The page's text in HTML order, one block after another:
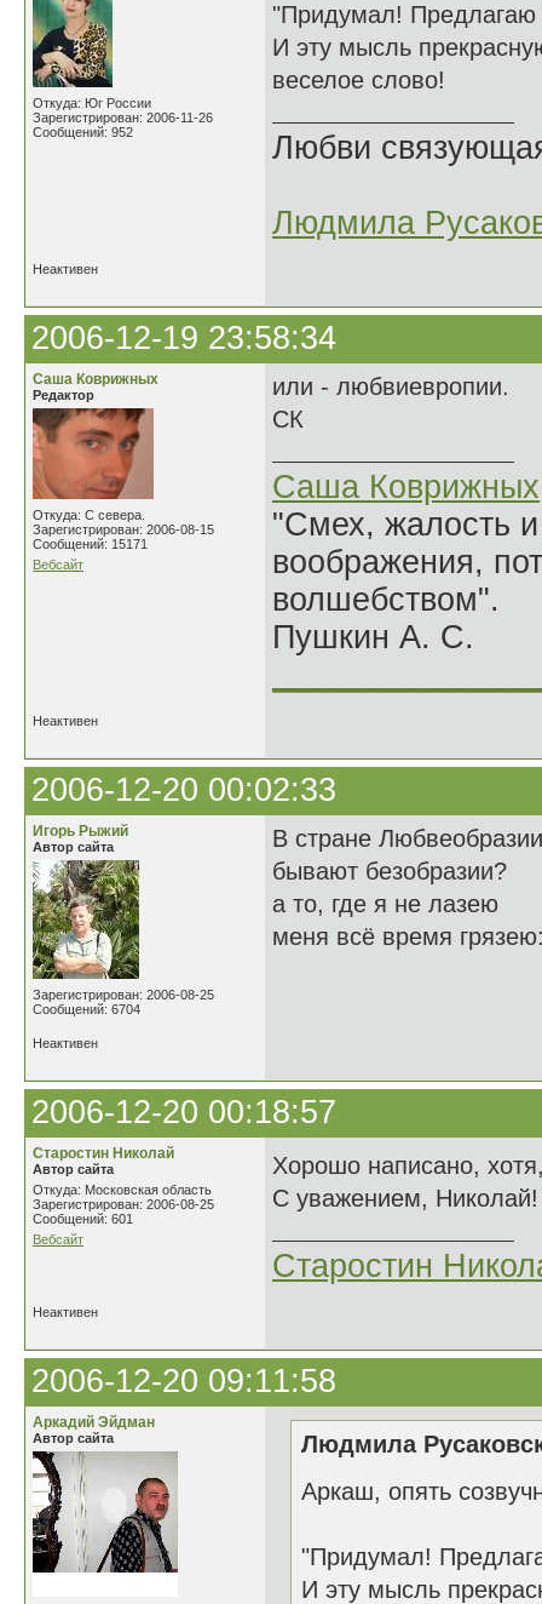
Откуда: Юг России
Зарегистрирован: 2006-11-26
Сообщений: 952
"Придумал!
И эту мысль
веселое слово!
Любви
Людмила
Неактивен
2006-12-19 23:58:34
Саша Коврижных
Редактор
Откуда: С севера.
Зарегистрирован: 2006-08-15
Сообщений: 15171
Вебсайт
или - любвиевропии.
СК
Саша Коврижных
"Смех, жалость
воображения,
волшебством".
Пушкин А. С.
Неактивен
2006-12-20 00:02:33
Игорь Рыжий
Автор сайта
Зарегистрирован: 2006-08-25
Сообщений: 6704
В стране Любвеобразии
бывают безобразии?
а то, где я не лазею
меня всё время
Неактивен
2006-12-20 00:18:57
Старостин Николай
Автор сайта
Откуда: Московская область
Зарегистрирован: 2006-08-25
Сообщений: 601
Вебсайт
Хорошо написано,
С уважением, Николай!
Старостин
Неактивен
2006-12-20 09:11:58
Аркадий Эйдман
Автор сайта
Людмила
Аркаш, опять
"Придумал!
И эту мысль